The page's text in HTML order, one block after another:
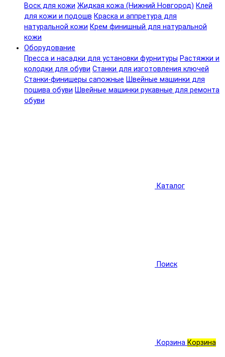
Воск для кожи Жидкая кожа (Нижний Новгород) Клей
для кожи и подошв Краска и аппретура для
натуральной кожи Крем финишный для натуральной
кожи
Оборудование
Пресса и насадки для установки фурнитуры Растяжки и
колодки для обуви Станки для изготовления ключей
Станки-финишеры сапожные Швейные машинки для
пошива обуви Швейные машинки рукавные для ремонта
обуви
Каталог
Поиск
Корзина Корзина